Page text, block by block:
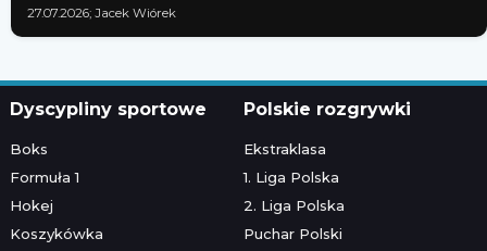
27.07.2026; Jacek Wiórek
Dyscypliny sportowe
Boks
Formuła 1
Hokej
Koszykówka
Polskie rozgrywki
Ekstraklasa
1. Liga Polska
2. Liga Polska
Puchar Polski